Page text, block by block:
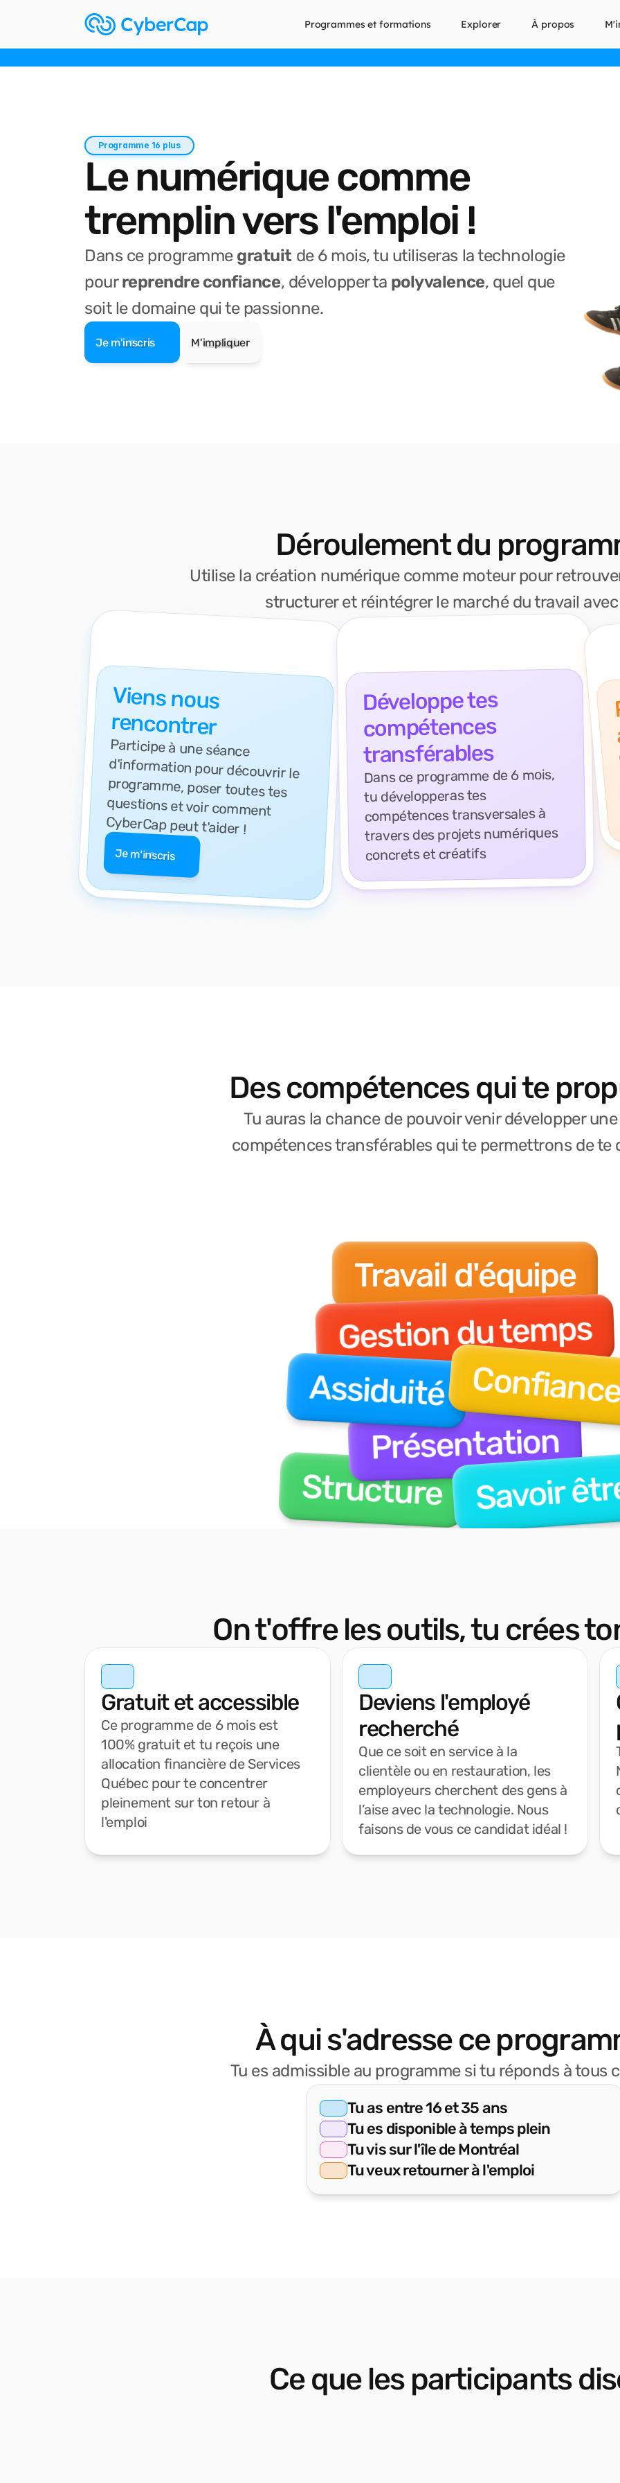
Programmes et formations Explorer À propos
Programme 16 plus
Le numérique comme
tremplin vers l'emploi !
Dans ce programme gratuit de 6 mois, tu utiliseras la technologie
pourreprendre confiance, développer ta polyvalence, quel que
soit le domaine qui te passionne.
Je m'inscris M'impliquer
Déroulement du
Utilise la création numérique comme moteur pour
structurer et réintégrer le marché du travail
Viens nous
rencontrer
Participe à une séance
d'information pour découvrir le
programme, poser toutes tes
questions et voir comment
CyberCap peut t'aider !
Je m'inscris
Développe tes
compétences
transférables
Dans ce programme de 6 mois,
tu développeras tes
compétences transversales à
travers des projets numériques
concrets et créatifs
Des compétences qui te
Tu auras la chance de pouvoir venir développer
compétences transférables qui te permettrons de te
Travail d'équipe
Structure
Gestion du temps
Présentation
Savoir
Assiduité
On t'offre les outils, tu crées
Gratuit et accessible
Ce programme de 6 mois est
100% gratuit et tu reçois une
allocation financière de Services
Québec pour te concentrer
pleinement sur ton retour à
l'emploi
Deviens l'employé
recherché
Que ce soit en service à la
clientèle ou en restauration, les
employeurs cherchent des gens à
l’aise avec la technologie. Nous
faisons de vous ce candidat idéal !
À qui s'adresse ce
Tu es admissible au programme si tu réponds à tous
Tu as entre 16 et 35 ans
Tu es disponible à temps plein
Tu vis sur l'île de Montréal
Tu veux retourner à l'emploi
Ce que les participants